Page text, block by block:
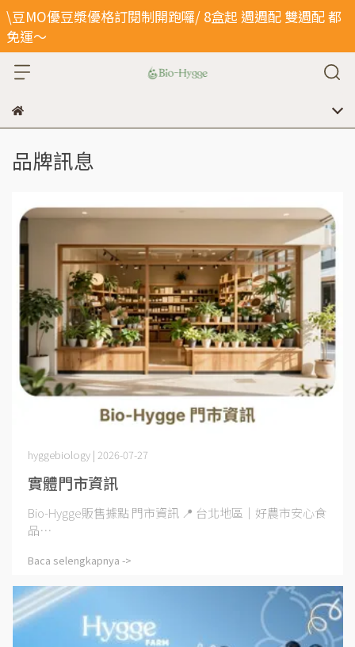
\豆MO優豆漿優格訂閱制開跑囉/ 8盒起 週週配 雙週配 都
免運～
品牌訊息
實體門市資訊
hyggebiology | 2026-07-27
Bio-Hygge販售據點 門市資訊 📍 台北地區｜好農市安心食
品⋯
Baca selengkapnya ->